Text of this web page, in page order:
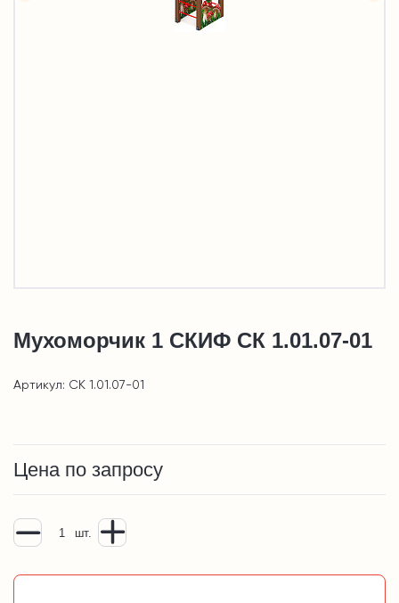
Мухоморчик 1 СКИФ СК 1.01.07-01
Артикул: СК 1.01.07-01
Цена по запросу
шт.